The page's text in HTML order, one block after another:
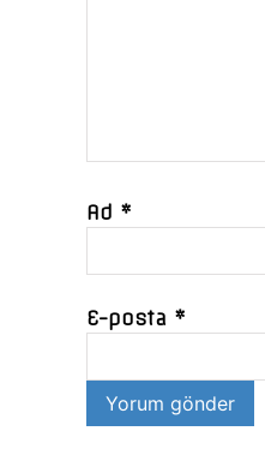
Ad *
E-posta *